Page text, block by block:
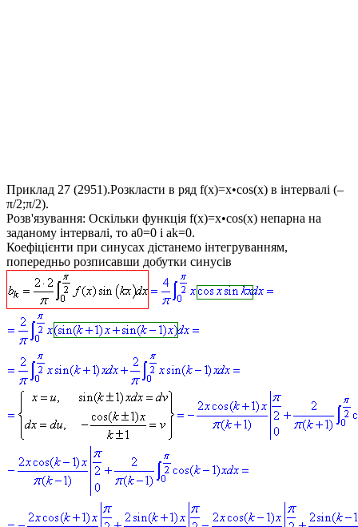
Приклад 27 (2951).Розкласти в ряд f(x)=x•cos(x) в інтервалі (–
π/2;π/2).
Розв'язування: Оскільки функція f(x)=x•cos(x) непарна на
заданому інтервалі, то a0=0 і ak=0.
Коефіцієнти при синусах дістанемо інтегруванням,
попередньо розписавши добутки синусів